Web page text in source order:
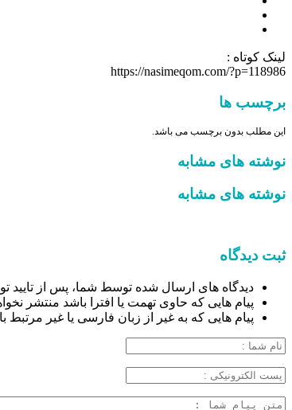
لینک کوتاه :
https://nasimeqom.com/?p=118986
برچسب ها
این مطلب بدون برچسب می باشد.
نوشته های مشابه
نوشته های مشابه
ثبت دیدگاه
دیدگاه های ارسال شده توسط شما، پس از تایید
پیام هایی که حاوی تهمت یا افترا باشد منتشر
پیام هایی که به غیر از زبان فارسی یا غیر مرتبط